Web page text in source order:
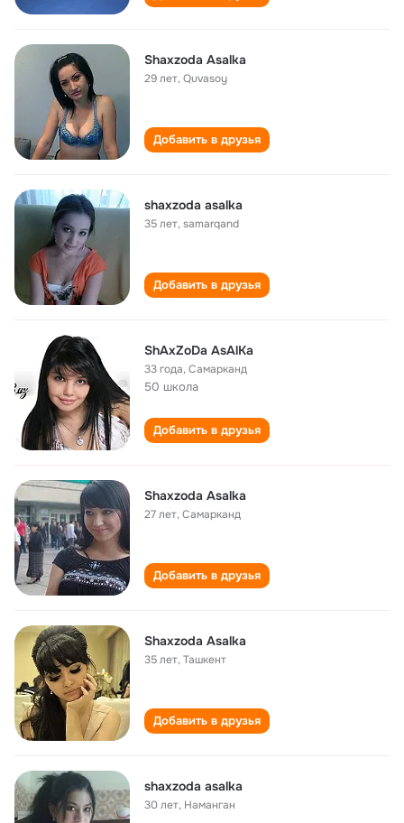
Shaxzoda Asalka
29 лет,Quvasoy
Добавить в друзья
shaxzoda asalka
35 лет,samarqand
Добавить в друзья
ShAxZoDa AsAlKa
33 года,Самарканд
50 школа
Добавить в друзья
Shaxzoda Asalka
27 лет,Самарканд
Добавить в друзья
Shaxzoda Asalka
35 лет,Ташкент
Добавить в друзья
shaxzoda asalka
30 лет, Наманган